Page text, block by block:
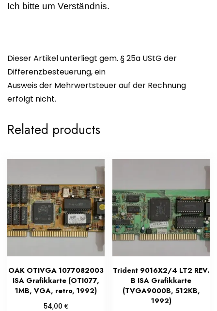
Ich bitte um Verständnis.
Dieser Artikel unterliegt gem. § 25a UStG der
Differenzbesteuerung, ein
Ausweis der Mehrwertsteuer auf der Rechnung
erfolgt nicht.
Related products
OAK OTIVGA 1077082003
ISA Grafikkarte (OTI077,
1MB, VGA, retro, 1992)
54,00 €
Trident 9016X2/4 LT2 REV.
B ISA Grafikkarte
(TVGA9000B, 512KB,
1992)